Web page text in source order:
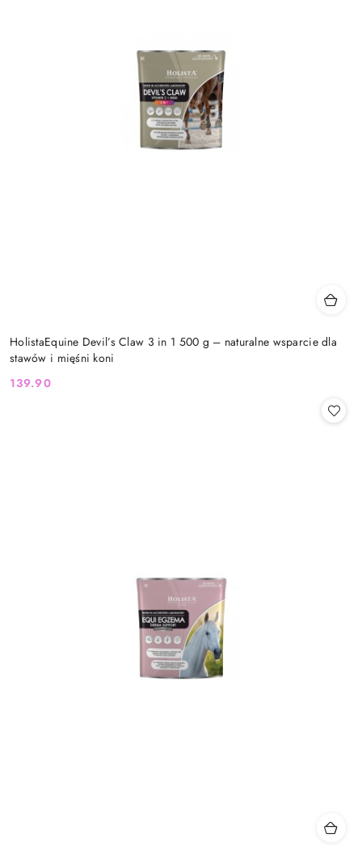
HolistaEquine Devil’s Claw 3 in 1 500 g – naturalne wsparcie dla
stawów i mięśni koni
Cena:
139.90